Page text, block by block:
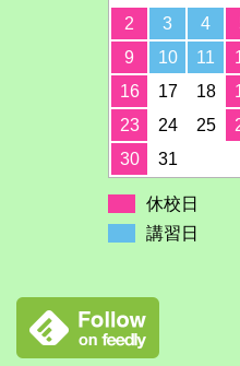
2
3 4
9
10 11
16
17 18
23
24 25
30
31
休校日
講習日